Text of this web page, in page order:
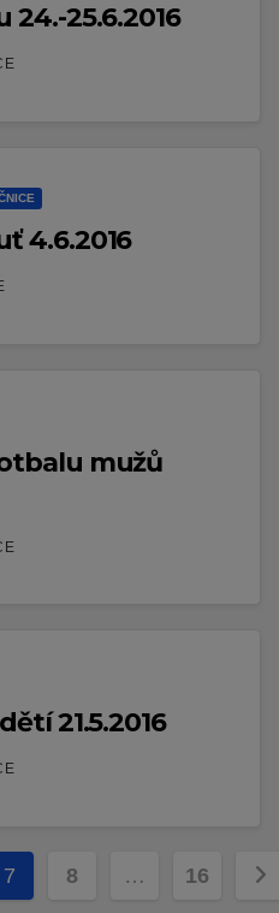
25.6.2016
4.6.2016
mužů
21.5.2016
7 8 … 16